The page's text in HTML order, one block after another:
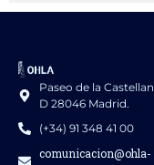
Paseo de la
D 28046 Madrid.
(+34) 91 348 41 00
comunicacion@ohla-